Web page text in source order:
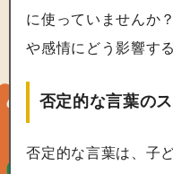
に使っていませんか
や感情にどう影響す
否定的な言葉の
否定的な言葉は、子